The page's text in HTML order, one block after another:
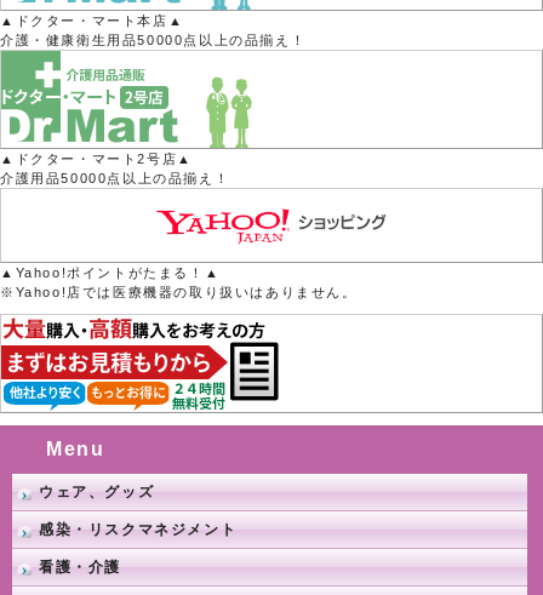
▲ドクター・マート本店▲
介護・健康衛生用品50000点以上の品揃え！
▲ドクター・マート2号店▲
介護用品50000点以上の品揃え！
▲Yahoo!ポイントがたまる！▲
※Yahoo!店では医療機器の取り扱いはありません。
Menu
ウェア、グッズ
感染・リスクマネジメント
看護・介護